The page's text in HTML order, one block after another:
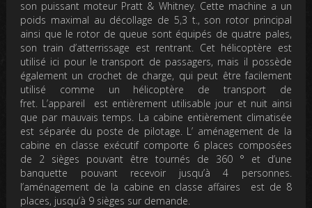
son puissant moteur Pratt & Whitney. Cette machine a un
poids maximal au décollage de 5,3 t., son rotor principal
ainsi que le rotor de queue sont équipés de quatre pales,
son train d’atterrissage est rentrant. Cet hélicoptère est
utilisé ici pour le transport de passagers, mais il possède
également un crochet de charge, qui peut être facilement
utilisé comme un hélicoptère de transport de
fret. L’appareil est entièrement utilisable jour et nuit ainsi
que par mauvais temps. La cabine entièrement climatisée
est séparée du poste de pilotage. L’ aménagement de la
cabine en classe exécutif comporte 6 places composées
de 2 sièges pouvant être tournés de 360 ​​° et d’une
banquette pouvant recevoir jusqu’à 4 personnes.
l’aménagement de la cabine en classe affaires est de 8
places, jusqu’à 9 sièges sur demande.